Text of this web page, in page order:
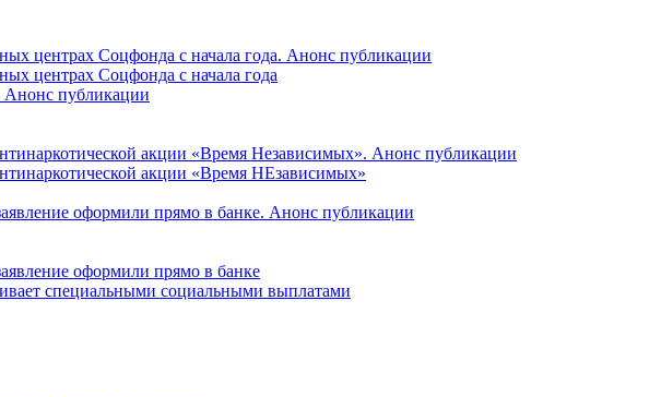
центрах Соцфонда с начала года. Анонс публикации
центрах Соцфонда с начала года
Анонс публикации
акции «Время Независимых». Анонс публикации
акции «Время НЕзависимых»
оформили прямо в банке. Анонс публикации
оформили прямо в банке
специальными социальными выплатами